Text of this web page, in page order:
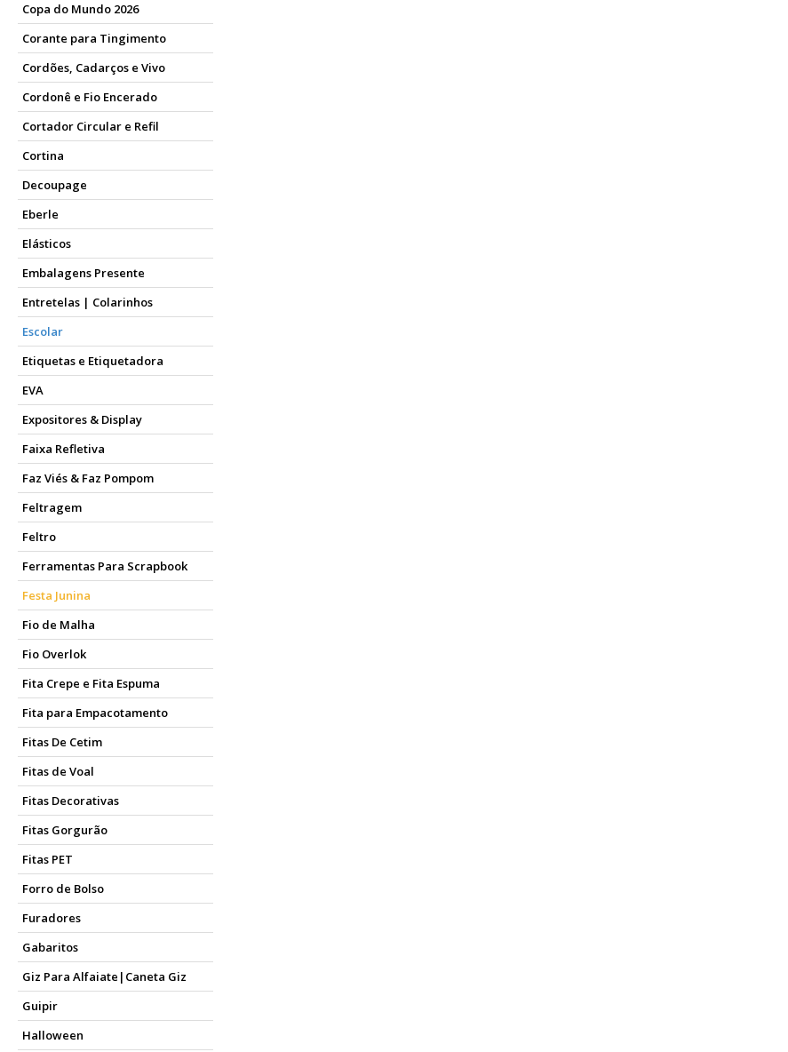
Copa do Mundo 2026
Corante para Tingimento
Cordões, Cadarços e Vivo
Cordonê e Fio Encerado
Cortador Circular e Refil
Cortina
Decoupage
Eberle
Elásticos
Embalagens Presente
Entretelas | Colarinhos
Escolar
Etiquetas e Etiquetadora
EVA
Expositores & Display
Faixa Refletiva
Faz Viés & Faz Pompom
Feltragem
Feltro
Ferramentas Para Scrapbook
Festa Junina
Fio de Malha
Fio Overlok
Fita Crepe e Fita Espuma
Fita para Empacotamento
Fitas De Cetim
Fitas de Voal
Fitas Decorativas
Fitas Gorgurão
Fitas PET
Forro de Bolso
Furadores
Gabaritos
Giz Para Alfaiate|Caneta Giz
Guipir
Halloween